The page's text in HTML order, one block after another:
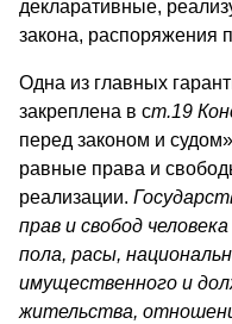
декларативные,
закона, распоряжения
Одна из главных
закреплена в ст.19
перед законом и
равные права и
реализации.
прав и свобод
пола, расы,
имущественного и
жительства,